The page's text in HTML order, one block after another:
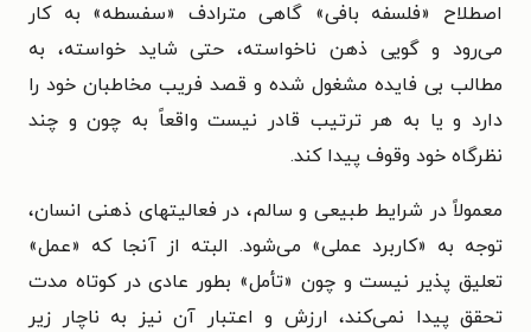
اصطلاح «فلسفه ‏بافی» گاهی مترادف «سفسطه» به کار
می‌‏رود و گویی ذهن ناخواسته، حتی شاید خواسته، به
مطالب بی‏ فایده مشغول شده و قصد فریب مخاطبان خود را
دارد و یا به هر ترتیب قادر نیست واقعاً به چون و چند
نظرگاه خود وقوف پیدا کند.
معمولاً در شرایط طبیعی و سالم، در فعالیتهای ذهنی انسان،
توجه به «کاربرد عملی» می‌‏شود. البته از آنجا که «عمل»
تعلیق‏ پذیر نیست و چون «تأمل» بطور عادی در کوتاه مدت
تحقق پیدا نمی‌‏کند، ارزش و اعتبار آن نیز به ناچار زیر